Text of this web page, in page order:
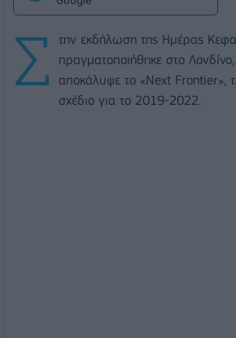
Σ
την εκδήλωση της Ημέρας
πραγματοποιήθηκε στο
αποκάλυψε το «Next Frontier»,
σχέδιο για το 2019-2022.